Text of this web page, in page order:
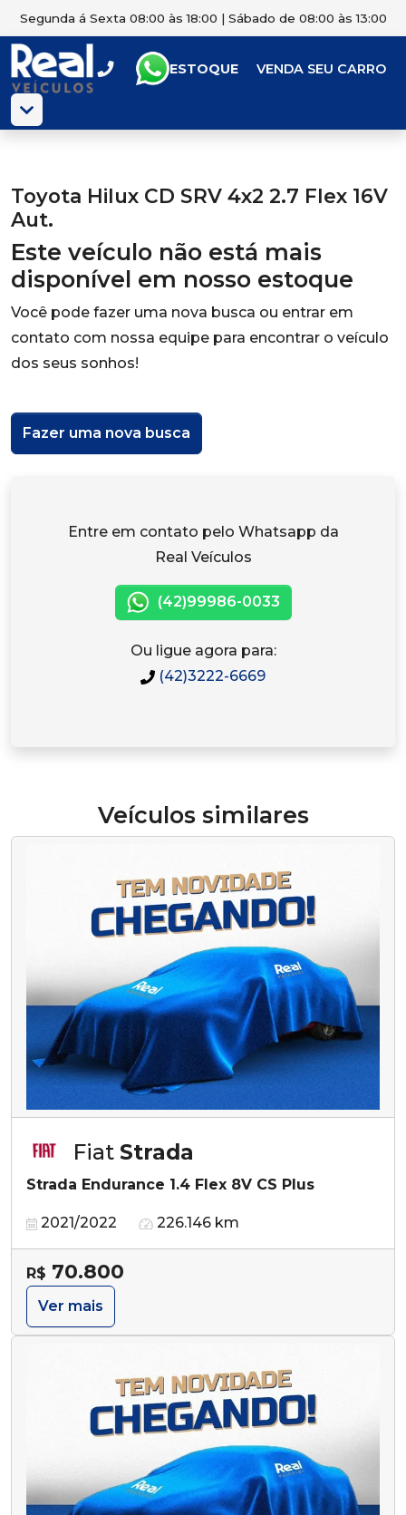
Segunda á Sexta 08:00 às 18:00 | Sábado de 08:00 às 13:00
ESTOQUE VENDA SEU CARRO
Toyota Hilux CD SRV 4x2 2.7 Flex 16V
Aut.
Este veículo não está mais
disponível em nosso estoque
Você pode fazer uma nova busca ou entrar em
contato com nossa equipe para encontrar o veículo
dos seus sonhos!
Fazer uma nova busca
Entre em contato pelo Whatsapp da
Real Veículos
(42)99986-0033
Ou ligue agora para:
(42)3222-6669
Veículos similares
Fiat Strada
Strada Endurance 1.4 Flex 8V CS Plus
2021/2022 226.146 km
R$ 70.800
Ver mais